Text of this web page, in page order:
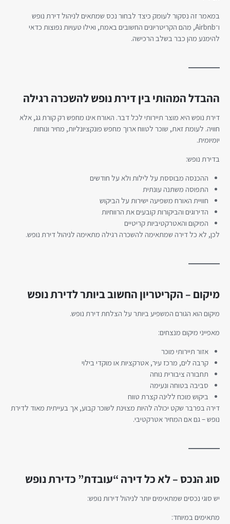
במאמר זה נסקור לעומק כיצד לבחור נכס שמתאים לניהול דירת נופש
ו־Airbnb, מהם הקריטריונים החשובים באמת, ואילו טעויות נפוצות כדאי
להימנע מהן כבר בשלב הרכישה.
ההבדל המהותי בין דירת נופש להשכרה רגילה
דירת נופש היא מוצר תיירותי לכל דבר. האורח אינו מחפש רק קורת גג, אלא
חוויה. לעומת זאת, שוכר לטווח ארוך מחפש פונקציונליות, מחיר ונוחות
יומיומית.
בדירת נופש:
ההכנסה מבוססת על לילות ולא על חודשים
התפוסה משתנה עונתית
חוויית האורח משפיעה ישירות על הביקוש
הדירוגים והביקורות קובעים את הרווחיות
המיקום והאטרקטיביות קריטיים
לכן, לא כל דירה שמתאימה להשכרה רגילה מתאימה לניהול דירת נופש.
מיקום – הקריטריון החשוב ביותר לדירת נופש
מיקום הוא הגורם המשפיע ביותר על הצלחת דירת נופש.
מאפייני מיקום מנצחים:
אזור תיירותי מוכר
קרבה לים, מרכז עיר, אטרקציות או מוקדי בילוי
תחבורה ציבורית נוחה
סביבה בטוחה ונעימה
ביקוש מוכח ללינה קצרת טווח
דירה בפרבר שקט יכולה להיות מצוינת לשוכר קבוע, אך בעייתית מאוד לדירת
נופש – גם אם המחיר אטרקטיבי.
סוג הנכס – לא כל דירה “עובדת” כדירת נופש
יש סוגי נכסים שמתאימים יותר לניהול דירות נופש:
מתאימים במיוחד: